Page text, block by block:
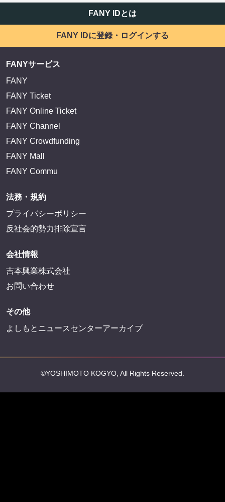
FANY IDとは
FANY IDに登録・ログインする
FANYサービス
FANY
FANY Ticket
FANY Online Ticket
FANY Channel
FANY Crowdfunding
FANY Mall
FANY Commu
法務・規約
プライバシーポリシー
反社会的勢力排除宣言
会社情報
吉本興業株式会社
お問い合わせ
その他
よしもとニュースセンターアーカイブ
©YOSHIMOTO KOGYO, All Rights Reserved.